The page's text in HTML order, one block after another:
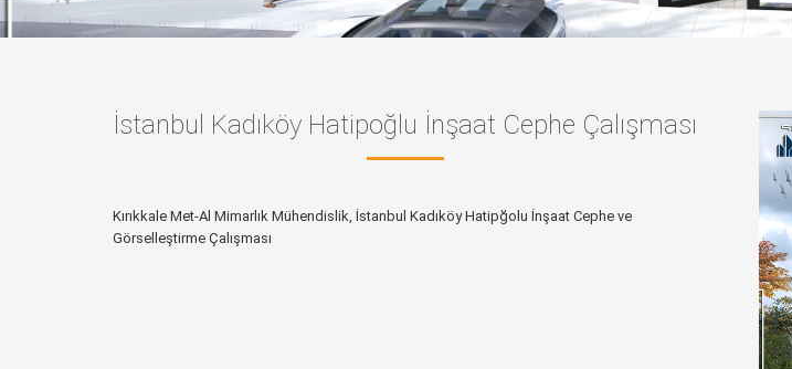
İstanbul Kadıköy Hatipoğlu İnşaat Cephe Çalışması
Kırıkkale Met-Al Mimarlık Mühendislik, İstanbul Kadıköy Hatipğolu İnşaat Cephe ve
Görselleştirme Çalışması